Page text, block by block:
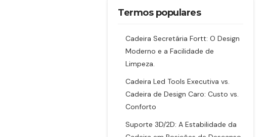
Termos populares
Cadeira Secretária Fortt: O Design
Moderno e a Facilidade de
Limpeza.
Cadeira Led Tools Executiva vs.
Cadeira de Design Caro: Custo vs.
Conforto
Suporte 3D/2D: A Estabilidade da